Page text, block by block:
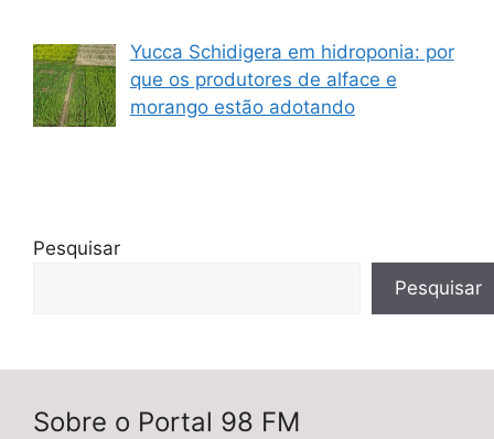
Yucca Schidigera em hidroponia: por
que os produtores de alface e
morango estão adotando
Pesquisar
Pesquisar
Sobre o Portal 98 FM